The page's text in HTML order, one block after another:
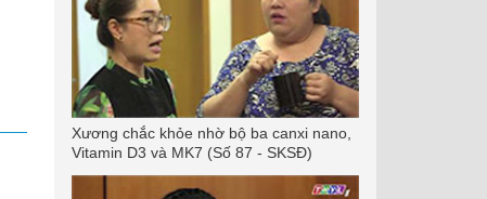
Xương chắc khỏe nhờ bộ ba canxi nano,
Vitamin D3 và MK7 (Số 87 - SKSĐ)